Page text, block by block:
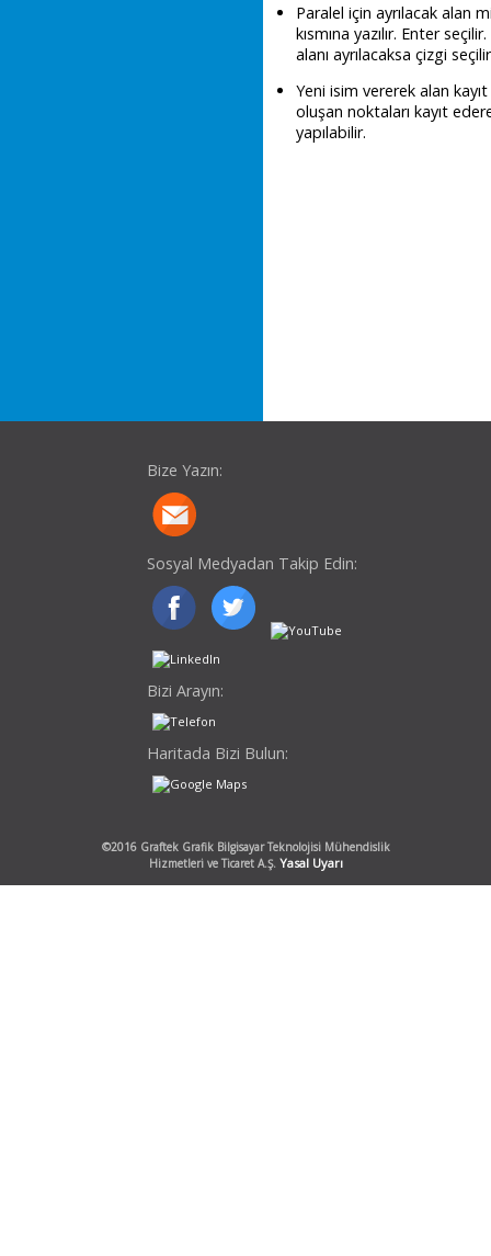
Paralel için ayrılacak alan
kısmına yazılır. Enter
alanı ayrılacaksa çizgi
Yeni isim vererek alan
oluşan noktaları kayıt
yapılabilir.
Bize Yazın:
Sosyal Medyadan Takip Edin:
Bizi Arayın:
Haritada Bizi Bulun:
©2016 Graftek Grafik Bilgisayar Teknolojisi Mühendislik
Hizmetleri ve Ticaret A.Ş. Yasal Uyarı